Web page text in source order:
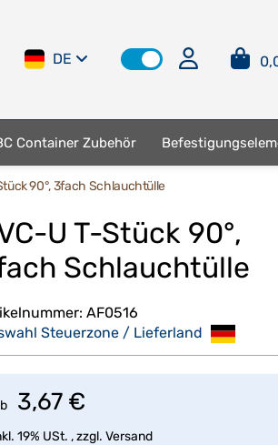
DE
Container Zubehör
90°, 3fach Schlauchtülle
U T-Stück 90°,
Schlauchtülle
AF0516
Steuerzone / Lieferland
3,67 €
19% USt. , zzgl. Versand